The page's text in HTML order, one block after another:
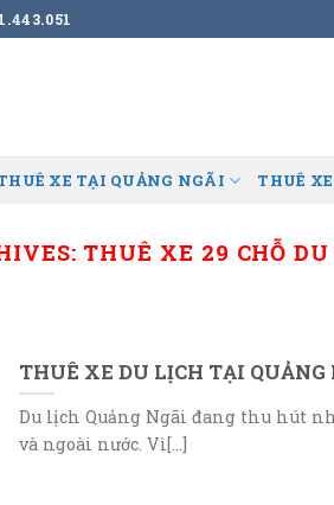
XE TẠI QUẢNG NGÃI THUÊ
THUÊ XE 29 CHỖ
THUÊ XE DU LỊCH TẠI QUẢNG
Du lịch Quảng Ngãi đang thu hút
và ngoài nước. Vì[...]